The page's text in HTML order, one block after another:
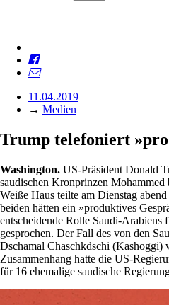
11.04.2019
→ Medien
Trump telefoniert
Washington. US-Präsident Donald
saudischen Kronprinzen
Weiße Haus teilte am Dienstag
beiden hätten ein »produktives
entscheidende Rolle Saudi-Arabiens
gesprochen. Der Fall des von den
Dschamal Chaschkdschi (Kashoggi)
Zusammenhang hatte die US-
für 16 ehemalige saudische